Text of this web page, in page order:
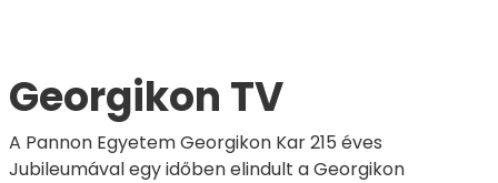
Georgikon TV
A Pannon Egyetem Georgikon Kar 215 éves
Jubileumával egy időben elindult a Georgikon